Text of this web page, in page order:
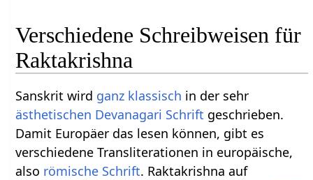
Verschiedene Schreibweisen für
Raktakrishna
Sanskrit wird ganz klassisch in der sehr
ästhetischen Devanagari Schrift geschrieben.
Damit Europäer das lesen können, gibt es
verschiedene Transliterationen in europäische,
also römische Schrift. Raktakrishna auf